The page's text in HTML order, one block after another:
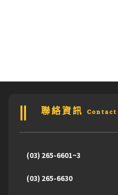
聯絡資訊 Contact
(03) 265-6601~3
(03) 265-6630